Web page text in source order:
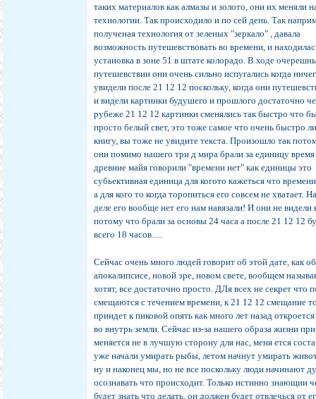
таких материалов как алмазы и золото, они их меняли
технологии. Так происходило и по сей день. Так
полученая технология от зеленых "зеркало" , давала
возможность путешевствовать во времени, и
установка в зоне 51 в штате колорадо. В ходе
путешевствии они очень сильно испугались когда
увидели после 21 12 12 поскольку, когда они
и видели картинки будушего и прошлого достаточно
рубеже 21 12 12 картинки сменялись так быстро что
просто белый свет, это тоже самое что очень быстро
книгу, вы тоже не увидите текста. Произошло так
они помимо нашего три д мира брали за единицу время
древние майя говорили "времени нет" как единицы это
субьективная единица для когото кажеться что
а для кого то когда торопиться его совсем не хватает.
деле его вообще нет его нам навязали! И они не видели
потому что брали за основы 24 часа а после 21 12 12
всего 18 часов.....
Сейчас очень много людей говорит об этой дате, как об
апокалипсисе, новой эре, новом свете, вообщем
хотят, все достаточно просто. ДЛя всех не секрет что
смещаются с течением времени, к 21 12 12 смещание
приидет к пиковой опять как много лет назад
во внутрь земли. Сейчас из-за нашего образа жизни
меняется не в лучшую сторону для нас, меня ется
уже начали умирать рыбы, летом начнут умирать
ну и наконец мы, но не все поскольку люди начинают
осознавать что происходит. Только истинно знающии
будет знать что делать, он должен будет отвлечься от